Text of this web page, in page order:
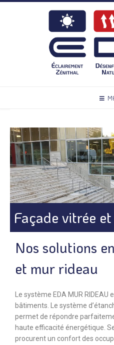
Façade vitrée
Nos solutions
et mur rideau
Le système EDA MUR
bâtiments. Le système
permet de répondre
haute efficacité énergétique.
procurent un confort des